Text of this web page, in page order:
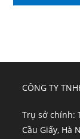
CÔNG TY
Trụ sở chính:
Cầu Giấy, Hà